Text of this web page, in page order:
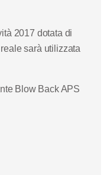
2017 dotata di
sarà utilizzata
Blow Back APS